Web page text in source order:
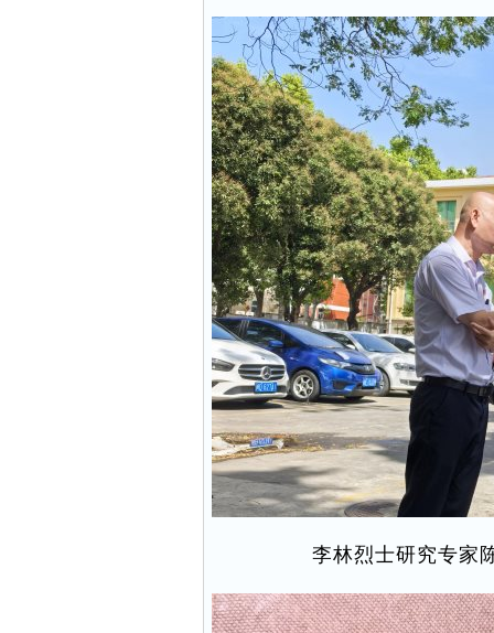
李林烈士研究专家